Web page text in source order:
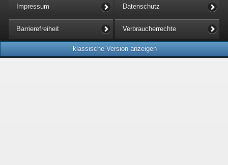
Impressum Datenschutz
Barrierefreiheit Verbraucherrechte
klassische Version anzeigen